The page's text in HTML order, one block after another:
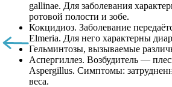
gallinae. Для заболевания
ротовой полости и зобе.
Кокцидиоз. Заболевание
Elmeria. Для него характерны
Гельминтозы, вызываемые
Аспергиллез. Возбудитель —
Aspergillus. Симптомы:
веса.